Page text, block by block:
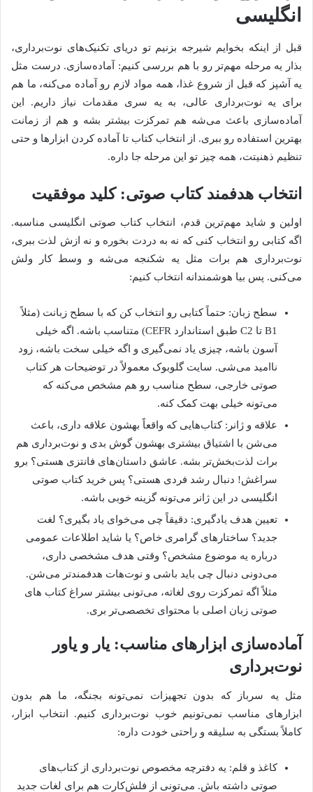
انگلیسی
قبل از اینکه بخوایم شیرجه بزنیم تو دریای تکنیک‌های نوت‌برداری،
بذار یه مرحله مهم‌تر رو با هم بررسی کنیم: آماده‌سازی. درست مثل
یه آشپز که قبل از شروع غذا، همه مواد لازم رو آماده می‌کنه، ما هم
برای یه نوت‌برداری عالی، به یه سری مقدمات نیاز داریم. این
آماده‌سازی باعث می‌شه هم تمرکزت بیشتر بشه و هم از زمانت
بهترین استفاده رو ببری. از انتخاب کتاب تا آماده کردن ابزارها و حتی
تنظیم ذهنیتت، همه چیز تو این مرحله جا داره.
انتخاب هدفمند کتاب صوتی: کلید موفقیت
اولین و شاید مهم‌ترین قدم، انتخاب کتاب صوتی انگلیسی مناسبه.
اگه کتابی رو انتخاب کنی که نه به دردت بخوره و نه ازش لذت ببری،
نوت‌برداری هم برات مثل یه شکنجه می‌شه و وسط کار ولش
می‌کنی. پس بیا هوشمندانه انتخاب کنیم:
سطح زبان: حتماً کتابی رو انتخاب کن که با سطح زبانت (مثلاً
B1 تا C2 طبق استاندارد CEFR) متناسب باشه. اگه خیلی
آسون باشه، چیزی یاد نمی‌گیری و اگه خیلی سخت باشه، زود
ناامید می‌شی. سایت گلوبوک معمولاً در توضیحات هر کتاب
صوتی خارجی، سطح مناسب رو هم مشخص می‌کنه که
می‌تونه خیلی بهت کمک کنه.
علاقه و ژانر: کتاب‌هایی که واقعاً بهشون علاقه داری، باعث
می‌شن با اشتیاق بیشتری بهشون گوش بدی و نوت‌برداری هم
برات لذت‌بخش‌تر بشه. عاشق داستان‌های فانتزی هستی؟ برو
سراغش! دنبال رشد فردی هستی؟ پس خرید کتاب صوتی
انگلیسی در این ژانر می‌تونه گزینه خوبی باشه.
تعیین هدف یادگیری: دقیقاً چی می‌خوای یاد بگیری؟ لغت
جدید؟ ساختارهای گرامری خاص؟ یا شاید اطلاعات عمومی
درباره یه موضوع مشخص؟ وقتی هدف مشخصی داری،
می‌دونی دنبال چی باید باشی و نوت‌هات هدفمندتر می‌شن.
مثلاً اگه تمرکزت روی لغاته، می‌تونی بیشتر سراغ کتاب های
صوتی زبان اصلی با محتوای تخصصی‌تر بری.
آماده‌سازی ابزارهای مناسب: یار و یاور
نوت‌برداری
مثل یه سرباز که بدون تجهیزات نمی‌تونه بجنگه، ما هم بدون
ابزارهای مناسب نمی‌تونیم خوب نوت‌برداری کنیم. انتخاب ابزار،
کاملاً بستگی به سلیقه و راحتی خودت داره:
کاغذ و قلم: یه دفترچه مخصوص نوت‌برداری از کتاب‌های
صوتی داشته باش. می‌تونی از فلش‌کارت هم برای لغات جدید